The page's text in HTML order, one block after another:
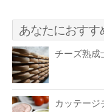
あなたにおすす
チーズ熟成
カッテージ